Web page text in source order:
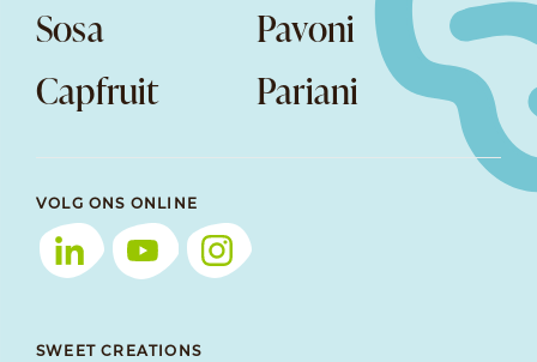
Sosa
Pavoni
Capfruit
Pariani
VOLG ONS ONLINE
SWEET CREATIONS